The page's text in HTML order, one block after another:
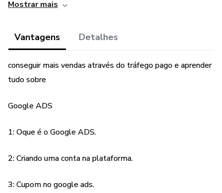
8: Configurando campanha.
9: Grupo de anúncios.
11: Anúncios duplicados e responsivos.
12: Palavra chaves.
13: Palavras negativas.
14: Termos de pesquisa.
Mostrar mais
Vantagens Detalhes
conseguir mais vendas através do tráfego pago e aprender
tudo sobre
Google ADS
1: Oque é o Google ADS.
2: Criando uma conta na plataforma.
3: Cupom no google ads.